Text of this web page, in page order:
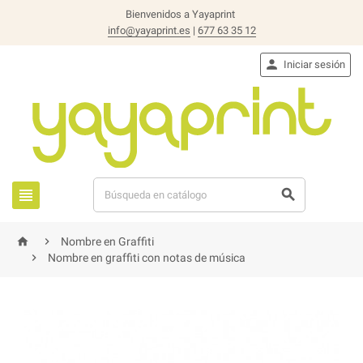
Bienvenidos a Yayaprint
info@yayaprint.es | 677 63 35 12
 
 Iniciar sesión
 
Nombre en Graffiti

Nombre en graffiti con notas de música